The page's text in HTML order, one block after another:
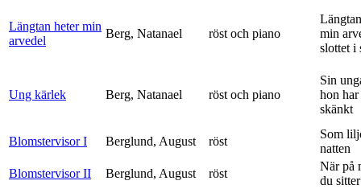
Längtan heter min
arvedel
Berg, Natanael röst och piano
min
slottet i
Ung kärlek Berg, Natanael röst och piano
Sin
hon
skänkt
Blomstervisor I Berglund, August röst
Som
natten
Blomstervisor II
Berglund, August röst
När på
du sitter